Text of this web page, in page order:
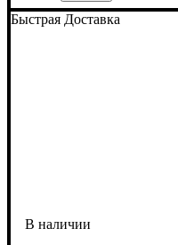
ширина, мм: 1635
высота, мм: 2080
глубина, мм: 565
Быстрая Доставка